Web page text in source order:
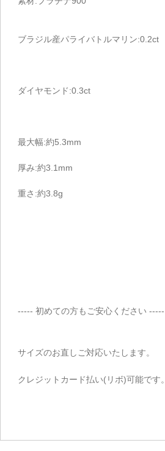
ブラジル産パライバトルマリン:0.2ct
ダイヤモンド:0.3ct
最大幅:約5.3mm
厚み:約3.1mm
重さ:約3.8g
----- 初めての方もご安心ください -----
サイズのお直しご対応いたします。
クレジットカード払い(リボ)可能です。